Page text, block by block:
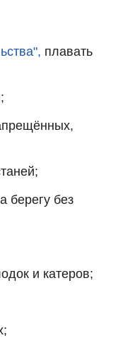
плавать
берегу без
и катеров;